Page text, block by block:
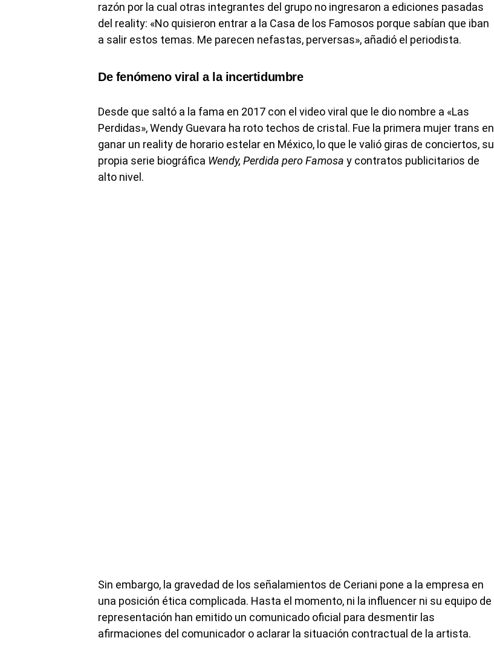
razón por la cual otras integrantes del grupo no ingresaron a ediciones pasadas
del reality: «No quisieron entrar a la Casa de los Famosos porque sabían que iban
a salir estos temas. Me parecen nefastas, perversas», añadió el periodista.
De fenómeno viral a la incertidumbre
Desde que saltó a la fama en 2017 con el video viral que le dio nombre a «Las
Perdidas», Wendy Guevara ha roto techos de cristal. Fue la primera mujer trans en
ganar un reality de horario estelar en México, lo que le valió giras de conciertos, su
propia serie biográfica Wendy, Perdida pero Famosa y contratos publicitarios de
alto nivel.
Sin embargo, la gravedad de los señalamientos de Ceriani pone a la empresa en
una posición ética complicada. Hasta el momento, ni la influencer ni su equipo de
representación han emitido un comunicado oficial para desmentir las
afirmaciones del comunicador o aclarar la situación contractual de la artista.